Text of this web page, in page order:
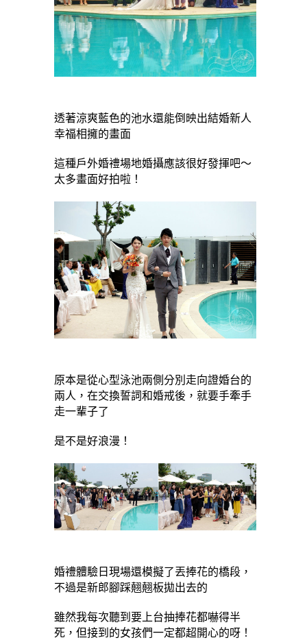
透著涼爽藍色的池水還能倒映出結婚新人
幸福相擁的畫面
這種戶外婚禮場地婚攝應該很好發揮吧～
太多畫面好拍啦！
原本是從心型泳池兩側分別走向證婚台的
兩人，在交換誓詞和婚戒後，就要手牽手
走一輩子了
是不是好浪漫！
婚禮體驗日現場還模擬了丟捧花的橋段，
不過是新郎腳踩翹翹板拋出去的
雖然我每次聽到要上台抽捧花都嚇得半
死，但接到的女孩們一定都超開心的呀！